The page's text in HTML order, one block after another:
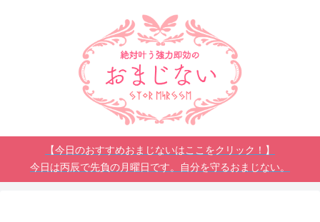
【今日のおすすめおまじないはここをクリック！】
今日は丙辰で先負の月曜日です。自分を守るおまじない。